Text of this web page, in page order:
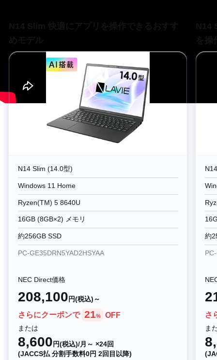
N14 Slim (14.0型)
Windows 11 Home
Ryzen(TM) 5 8640U
16GB (8GB×2) メモリ
約256GB SSD
PC-GE35DRN5YAD2HSYAA
NEC Direct価格
208,100 円(税込)～
さらにクーポンで 21% OFF
または
8,600 円(税込)/月～ ×24回
(JACCS払 分割手数料0円 2回目以降)
約
さ
ま